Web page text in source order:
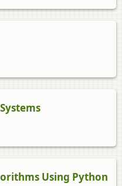
Using Python